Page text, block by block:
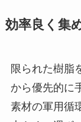
効率良く集
限られた樹脂
から優先的に
素材の軍用循